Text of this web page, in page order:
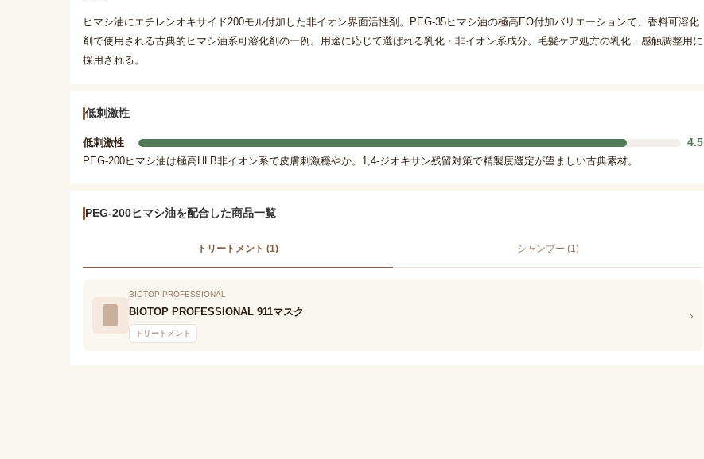
ヒマシ油にエチレンオキサイド200モル付加した非イオン界面活性剤。PEG-35ヒマシ油の極高EO付加バリエーションで、香料可溶化
剤で使用される古典的ヒマシ油系可溶化剤の一例。用途に応じて選ばれる乳化・非イオン系成分。毛髪ケア処方の乳化・感触調整用に
採用される。
低刺激性
低刺激性 4.5
PEG-200ヒマシ油は極高HLB非イオン系で皮膚刺激穏やか。1,4-ジオキサン残留対策で精製度選定が望ましい古典素材。
PEG-200ヒマシ油を配合した商品一覧
トリートメント (1) シャンプー (1)
BIOTOP PROFESSIONAL
BIOTOP PROFESSIONAL 911マスク
トリートメント
›